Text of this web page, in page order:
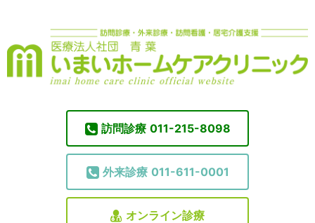
訪問診療 011-215-8098
外来診療 011-611-0001
オンライン診療